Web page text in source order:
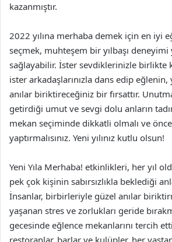
kazanmıştır.
2022 yılına merhaba demek için en iyi
seçmek, muhteşem bir yılbaşı deneyimi
sağlayabilir. İster sevdiklerinizle birlikte
ister arkadaşlarınızla dans edip eğlenin,
anılar biriktireceğiniz bir fırsattır.
getirdiği umut ve sevgi dolu anların
mekan seçiminde dikkatli olmalı ve
yaptırmalısınız. Yeni yılınız kutlu olsun!
Yeni Yıla Merhaba! etkinlikleri, her yıl
pek çok kişinin sabırsızlıkla beklediği
İnsanlar, birbirleriyle güzel anılar
yaşanan stres ve zorlukları geride
gecesinde eğlence mekanlarını tercih
restoranlar, barlar ve kulüpler, her